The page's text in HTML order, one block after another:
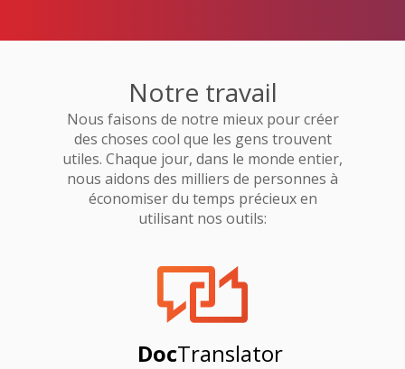
Notre travail
Nous faisons de notre mieux pour créer
des choses cool que les gens trouvent
utiles. Chaque jour, dans le monde entier,
nous aidons des milliers de personnes à
économiser du temps précieux en
utilisant nos outils:
DocTranslator